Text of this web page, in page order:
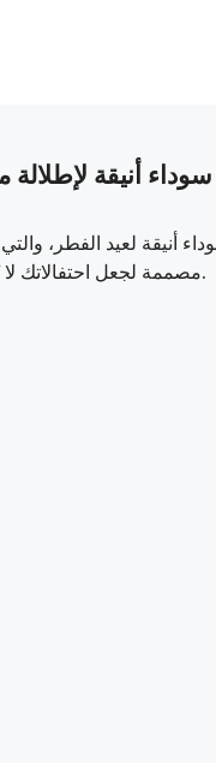
أنيقة لإطلالة
أنيقة لعيد الفطر،
couture365.net، مصممة لجعل احتفالاتك لا تُنسى وأنيقة.